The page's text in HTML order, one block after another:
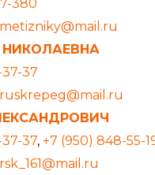
380
metizniky@mail.ru
37
ruskrepeg@mail.ru
37, +7 (950) 848-55-
rsk_161@mail.ru